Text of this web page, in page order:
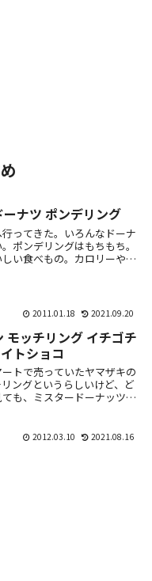
ーナツ ポンデリング
ってきた。いろんなドーナ
ポンデリングはもちもち。
しい食べもの。カロリーや糖
2011.01.18 2021.09.20
モッチリング イチゴチ
トショコ
トで売っていたヤマザキの
ングというらしいけど、ど
も、ミスタードーナッツの
2012.03.10 2021.08.16